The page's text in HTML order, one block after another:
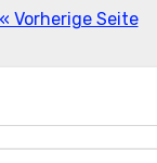
« Vorherige Seite